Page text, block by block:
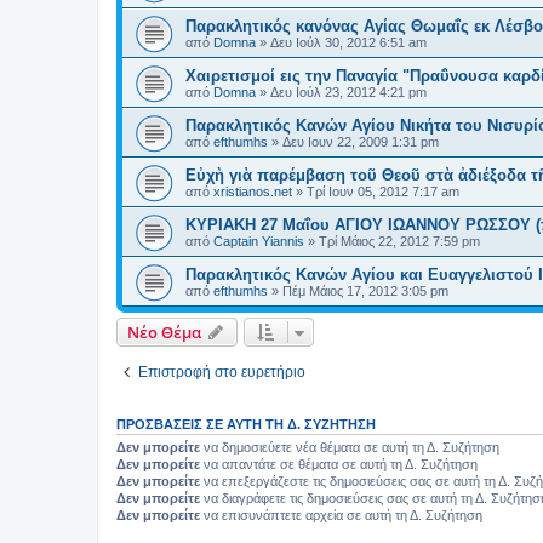
Παρακλητικός κανόνας Αγίας Θωμαΐς εκ
από Domna » Δευ Ιούλ 30, 2012 6:51 am
Χαιρετισμοί εις την Παναγία "Πραΰνουσα
από Domna » Δευ Ιούλ 23, 2012 4:21 pm
Παρακλητικός Κανών Αγίου Νικήτα του
από efthumhs » Δευ Ιουν 22, 2009 1:31 pm
Εὐχὴ γιὰ παρέμβαση τοῦ Θεοῦ στὰ ἀδιέξοδα
από xristianos.net » Τρί Ιουν 05, 2012 7:17 am
ΚΥΡΙΑΚΗ 27 Μαΐου ΑΓΙΟΥ ΙΩΑΝΝΟΥ ΡΩΣΣΟΥ
από Captain Yiannis » Τρί Μάιος 22, 2012 7:59 pm
Παρακλητικός Κανών Αγίου και
από efthumhs » Πέμ Μάιος 17, 2012 3:05 pm
Νέο Θέμα
Επιστροφή στο ευρετήριο
ΠΡΟΣΒΆΣΕΙΣ ΣΕ ΑΥΤΉ ΤΗ Δ. ΣΥΖΉΤΗΣΗ
Δεν μπορείτε να δημοσιεύετε νέα θέματα σε αυτή τη Δ. Συζήτηση
Δεν μπορείτε να απαντάτε σε θέματα σε αυτή τη Δ. Συζήτηση
Δεν μπορείτε να επεξεργάζεστε τις δημοσιεύσεις σας σε αυτή τη Δ.
Δεν μπορείτε να διαγράφετε τις δημοσιεύσεις σας σε αυτή τη Δ.
Δεν μπορείτε να επισυνάπτετε αρχεία σε αυτή τη Δ. Συζήτηση